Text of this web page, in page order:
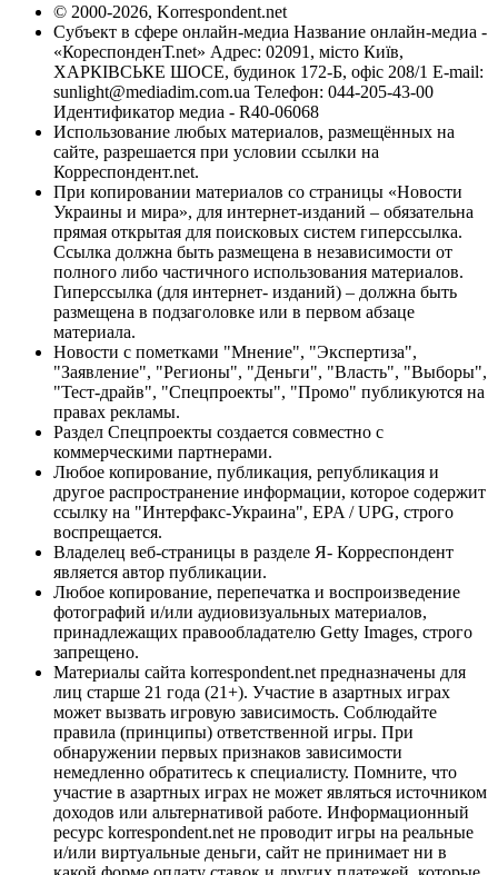
© 2000-2026, Korrespondent.net
Субъект в сфере онлайн-медиа Название онлайн-медиа -
«КореспонденТ.net» Адрес: 02091, місто Київ,
ХАРКІВСЬКЕ ШОСЕ, будинок 172-Б, офіс 208/1 E-mail:
sunlight@mediadim.com.ua Телефон: 044-205-43-00
Идентификатор медиа - R40-06068
Использование любых материалов, размещённых на
сайте, разрешается при условии ссылки на
Корреспондент.net.
При копировании материалов со страницы «Новости
Украины и мира», для интернет-изданий – обязательна
прямая открытая для поисковых систем гиперссылка.
Ссылка должна быть размещена в независимости от
полного либо частичного использования материалов.
Гиперссылка (для интернет- изданий) – должна быть
размещена в подзаголовке или в первом абзаце
материала.
Новости с пометками "Мнение", "Экспертиза",
"Заявление", "Регионы", "Деньги", "Власть", "Выборы",
"Тест-драйв", "Спецпроекты", "Промо" публикуются на
правах рекламы.
Раздел Спецпроекты создается совместно с
коммерческими партнерами.
Любое копирование, публикация, републикация и
другое распространение информации, которое содержит
ссылку на "Интерфакс-Украина", EPA / UPG, строго
воспрещается.
Владелец веб-страницы в разделе Я- Корреспондент
является автор публикации.
Любое копирование, перепечатка и воспроизведение
фотографий и/или аудиовизуальных материалов,
принадлежащих правообладателю Getty Images, строго
запрещено.
Материалы сайта korrespondent.net предназначены для
лиц старше 21 года (21+). Участие в азартных играх
может вызвать игровую зависимость. Соблюдайте
правила (принципы) ответственной игры. При
обнаружении первых признаков зависимости
немедленно обратитесь к специалисту. Помните, что
участие в азартных играх не может являться источником
доходов или альтернативой работе. Информационный
ресурс korrespondent.net не проводит игры на реальные
и/или виртуальные деньги, сайт не принимает ни в